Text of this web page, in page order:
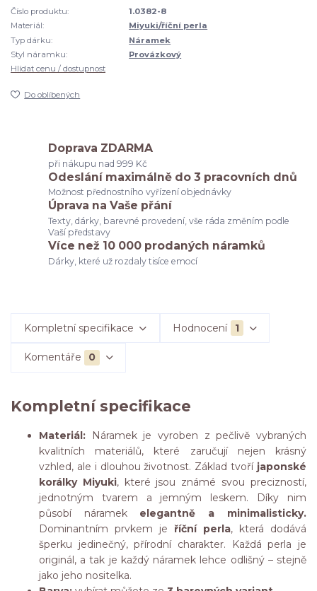
Číslo produktu:
1.0382-8
Materiál:
Miyuki/říční perla
Typ dárku:
Náramek
Styl náramku:
Provázkový
Hlídat cenu / dostupnost
Do oblíbených
Doprava ZDARMA
při nákupu nad 999 Kč
Odeslání maximálně do 3 pracovních dnů
Možnost přednostního vyřízení objednávky
Úprava na Vaše přání
Texty, dárky, barevné provedení, vše ráda změním podle
Vaší představy
Více než 10 000 prodaných náramků
Dárky, které už rozdaly tisíce emocí
Kompletní specifikace Hodnocení 1
Komentáře 0
Kompletní specifikace
Materiál:
Náramek je vyroben z pečlivě vybraných
kvalitních materiálů, které zaručují nejen krásný
vzhled, ale i dlouhou životnost. Základ tvoří japonské
korálky Miyuki, které jsou známé svou precizností,
jednotným tvarem a jemným leskem. Díky nim
působí náramek elegantně a minimalisticky.
Dominantním prvkem je říční perla, která dodává
šperku jedinečný, přírodní charakter. Každá perla je
originál, a tak je každý náramek lehce odlišný – stejně
jako jeho nositelka.